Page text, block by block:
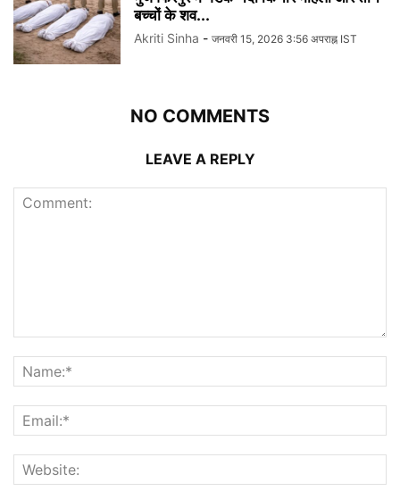
बच्चों के शव...
Akriti Sinha - जनवरी 15, 2026 3:56 अपराह्न IST
NO COMMENTS
LEAVE A REPLY